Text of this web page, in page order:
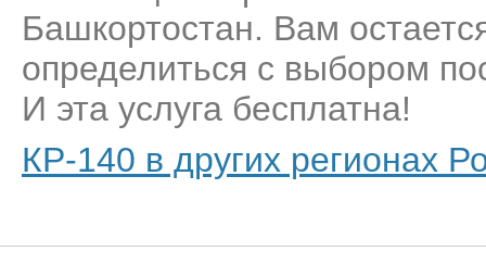
Башкортостан. Вам
определиться с выбором
И эта услуга бесплатна!
КР-140 в других регионах